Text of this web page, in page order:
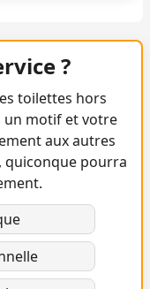
?
toilettes hors
un motif et votre
aux autres
quiconque pourra